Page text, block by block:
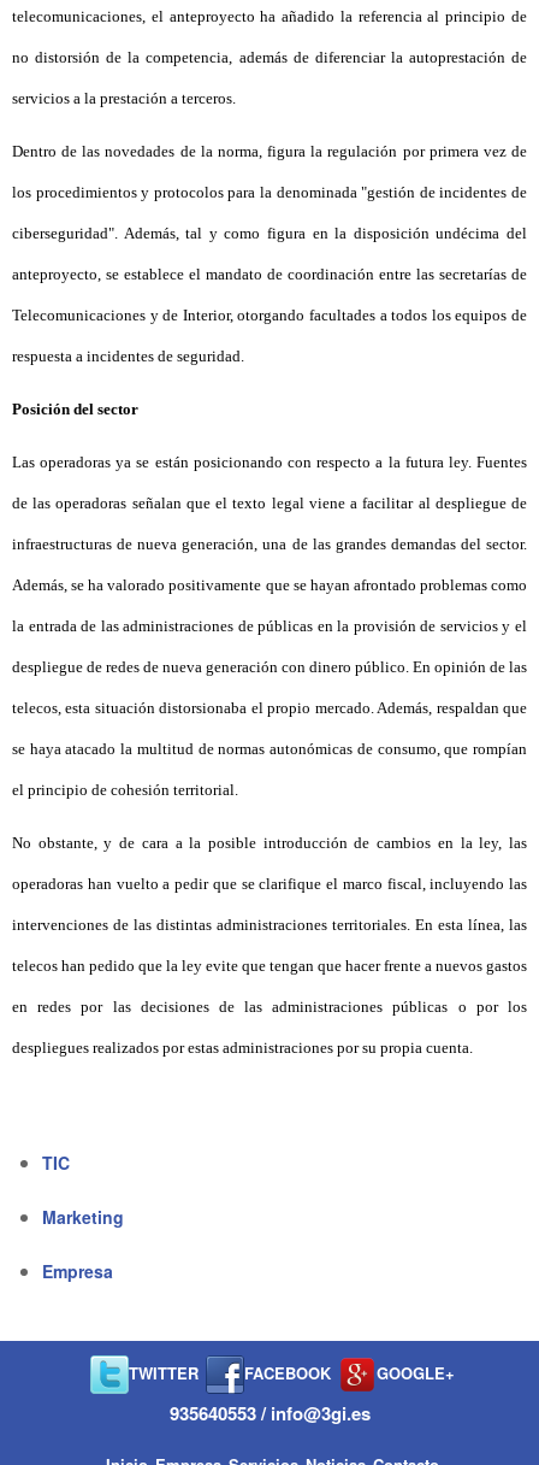
telecomunicaciones, el anteproyecto ha añadido la referencia al principio de
no distorsión de la competencia, además de diferenciar la autoprestación de
servicios a la prestación a terceros.
Dentro de las novedades de la norma, figura la regulación por primera vez de
los procedimientos y protocolos para la denominada "gestión de incidentes de
ciberseguridad". Además, tal y como figura en la disposición undécima del
anteproyecto, se establece el mandato de coordinación entre las secretarías de
Telecomunicaciones y de Interior, otorgando facultades a todos los equipos de
respuesta a incidentes de seguridad.
Posición del sector
Las operadoras ya se están posicionando con respecto a la futura ley. Fuentes
de las operadoras señalan que el texto legal viene a facilitar al despliegue de
infraestructuras de nueva generación, una de las grandes demandas del sector.
Además, se ha valorado positivamente que se hayan afrontado problemas como
la entrada de las administraciones de públicas en la provisión de servicios y el
despliegue de redes de nueva generación con dinero público. En opinión de las
telecos, esta situación distorsionaba el propio mercado. Además, respaldan que
se haya atacado la multitud de normas autonómicas de consumo, que rompían
el principio de cohesión territorial.
No obstante, y de cara a la posible introducción de cambios en la ley, las
operadoras han vuelto a pedir que se clarifique el marco fiscal, incluyendo las
intervenciones de las distintas administraciones territoriales. En esta línea, las
telecos han pedido que la ley evite que tengan que hacer frente a nuevos gastos
en redes por las decisiones de las administraciones públicas o por los
despliegues realizados por estas administraciones por su propia cuenta.
TIC
Marketing
Empresa
TWITTER FACEBOOK GOOGLE+
935640553 / info@3gi.es